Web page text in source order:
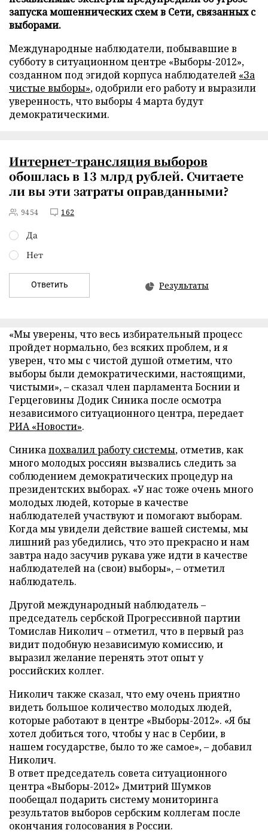
запуска мошеннических схем в Сети, связанных с
выборами.
Международные наблюдатели, побывавшие в
субботу в ситуационном центре «Выборы-2012»,
созданном под эгидой корпуса наблюдателей «За
чистые выборы», одобрили его работу и выразили
уверенность, что выборы 4 марта будут
демократическими.
Интернет-трансляция выборов
обошлась в 13 млрд рублей. Считаете
ли вы эти затраты оправданными?
9454 162
Да
Нет
Ответить Результаты
«Мы уверены, что весь избирательный процесс
пройдет нормально, без всяких проблем, и я
уверен, что мы с чистой душой отметим, что
выборы были демократическими, настоящими,
чистыми», – сказал член парламента Боснии и
Герцеговины Додик Синика после осмотра
независимого ситуационного центра, передает
РИА «Новости».
Синикапохвалил работу системы, отметив, как
много молодых россиян вызвались следить за
соблюдением демократических процедур на
президентских выборах. «У нас тоже очень много
молодых людей, которые в качестве
наблюдателей участвуют и помогают выборам.
Когда мы увидели действие вашей системы, мы
лишний раз убедились, что это прекрасно и нам
завтра надо засучив рукава уже идти в качестве
наблюдателей на (свои) выборы», – отметил
наблюдатель.
Другой международный наблюдатель –
председатель сербской Прогрессивной партии
Томислав Николич – отметил, что в первый раз
видит подобную независимую комиссию, и
выразил желание перенять этот опыт у
российских коллег.
Николич также сказал, что ему очень приятно
видеть большое количество молодых людей,
которые работают в центре «Выборы-2012». «Я бы
хотел добиться того, чтобы у нас в Сербии, в
нашем государстве, было то же самое», – добавил
Николич.
В ответ председатель совета ситуационного
центра «Выборы-2012» Дмитрий Шумков
пообещал подарить систему мониторинга
результатов выборов сербским коллегам после
окончания голосования в России.